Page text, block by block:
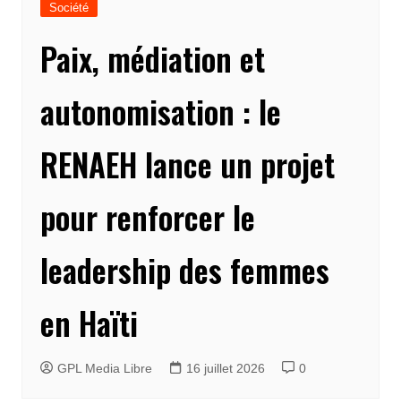
Société
Paix, médiation et
autonomisation : le
RENAEH lance un projet
pour renforcer le
leadership des femmes
en Haïti
GPL Media Libre 16 juillet 2026 0